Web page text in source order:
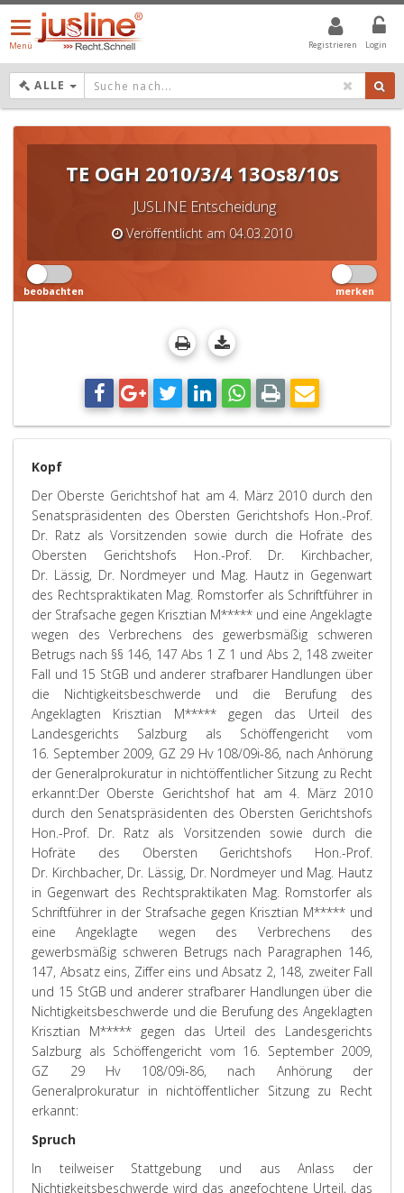
Registrieren Login
Menü
öffnen/schließen
Menü
ALLE DROPDOWN: GEWÄHLTER WERT IST ALLE
TE OGH 2010/3/4 13Os8/10s
JUSLINE Entscheidung
Veröffentlicht am 04.03.2010
beobachten merken
Kopf
Der Oberste Gerichtshof hat am 4. März 2010 durch den
Senatspräsidenten des Obersten Gerichtshofs Hon.-Prof.
Dr. Ratz als Vorsitzenden sowie durch die Hofräte des
Obersten Gerichtshofs Hon.-Prof. Dr. Kirchbacher,
Dr. Lässig, Dr. Nordmeyer und Mag. Hautz in Gegenwart
des Rechtspraktikaten Mag. Romstorfer als Schriftführer in
der Strafsache gegen Krisztian M***** und eine Angeklagte
wegen des Verbrechens des gewerbsmäßig schweren
Betrugs nach §§ 146, 147 Abs 1 Z 1 und Abs 2, 148 zweiter
Fall und 15 StGB und anderer strafbarer Handlungen über
die Nichtigkeitsbeschwerde und die Berufung des
Angeklagten Krisztian M***** gegen das Urteil des
Landesgerichts Salzburg als Schöffengericht vom
16. September 2009, GZ 29 Hv 108/09i-86, nach Anhörung
der Generalprokuratur in nichtöffentlicher Sitzung zu Recht
erkannt:Der Oberste Gerichtshof hat am 4. März 2010
durch den Senatspräsidenten des Obersten Gerichtshofs
Hon.-Prof. Dr. Ratz als Vorsitzenden sowie durch die
Hofräte des Obersten Gerichtshofs Hon.-Prof.
Dr. Kirchbacher, Dr. Lässig, Dr. Nordmeyer und Mag. Hautz
in Gegenwart des Rechtspraktikaten Mag. Romstorfer als
Schriftführer in der Strafsache gegen Krisztian M***** und
eine Angeklagte wegen des Verbrechens des
gewerbsmäßig schweren Betrugs nach Paragraphen 146,
147, Absatz eins, Ziffer eins und Absatz 2, 148, zweiter Fall
und 15 StGB und anderer strafbarer Handlungen über die
Nichtigkeitsbeschwerde und die Berufung des Angeklagten
Krisztian M***** gegen das Urteil des Landesgerichts
Salzburg als Schöffengericht vom 16. September 2009,
GZ 29 Hv 108/09i-86, nach Anhörung der
Generalprokuratur in nichtöffentlicher Sitzung zu Recht
erkannt:
Spruch
In teilweiser Stattgebung und aus Anlass der
Nichtigkeitsbeschwerde wird das angefochtene Urteil, das